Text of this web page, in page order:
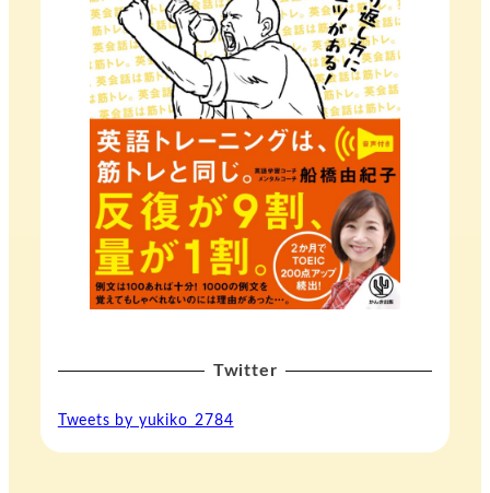
Twitter
Tweets by yukiko_2784